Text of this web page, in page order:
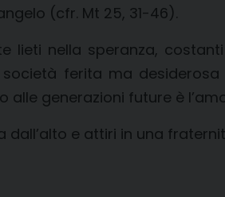
(cfr. Mt 25, 31-46).
lieti nella speranza,
ferita ma
generazioni future è
e attiri in una